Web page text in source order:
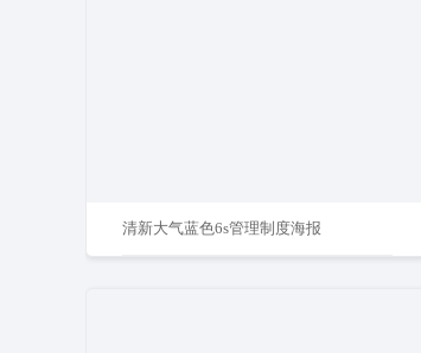
清新大气蓝色6s管理制度海报